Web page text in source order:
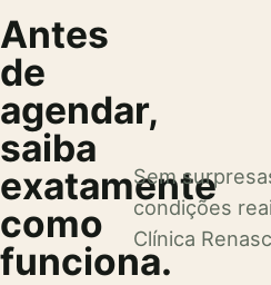
Antes
de
agendar,
saiba
exatamente
como
funciona.
Sem
condições
Clínica